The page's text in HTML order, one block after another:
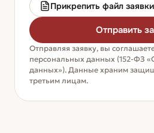
Прикрепить файл заявки
Отправить
Отправляя заявку, вы
персональных данных (152-ФЗ
данных»). Данные храним
третьим лицам.